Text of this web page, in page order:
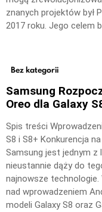
znanych projektów był
2017 roku. Jego celem
Bez kategorii
Samsung
Oreo dla Galaxy
Spis treści
S8 i S8+ Konkurencja
Samsung jest jednym
nieustannie dąży do
najnowsze technologie.
nad wprowadzeniem
modeli Galaxy S8 oraz